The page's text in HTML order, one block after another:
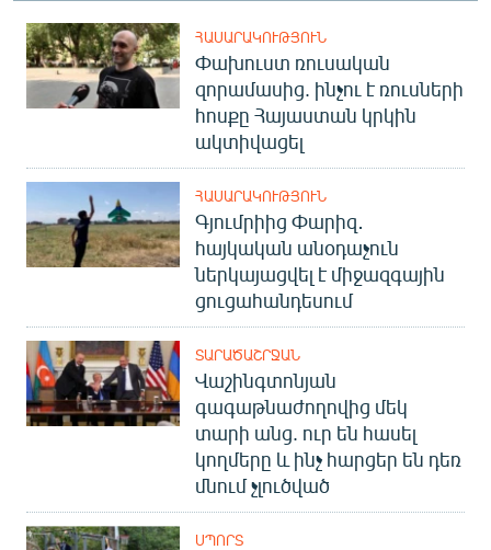
ՀԱՍԱՐԱԿՈՒԹՅՈՒՆ
Փախուստ ռուսական
զորամասից. ինչու է ռուսների
հոսքը Հայաստան կրկին
ակտիվացել
ՀԱՍԱՐԱԿՈՒԹՅՈՒՆ
Գյումրիից Փարիզ․
հայկական անօդաչուն
ներկայացվել է միջազգային
ցուցահանդեսում
ՏԱՐԱԾԱՇՐՋԱՆ
Վաշինգտոնյան
գագաթնաժողովից մեկ
տարի անց. ուր են հասել
կողմերը և ինչ հարցեր են դեռ
մնում չլուծված
ՍՊՈՐՏ